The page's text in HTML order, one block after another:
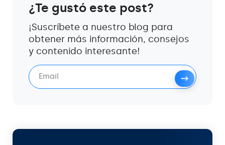
¿Te gustó este post?
¡Suscríbete a nuestro blog para
obtener más información, consejos
y contenido interesante!